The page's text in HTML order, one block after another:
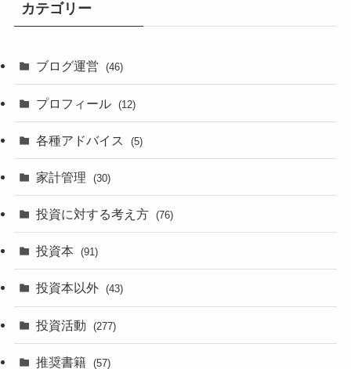
カテゴリー
ブログ運営 (46)
プロフィール (12)
各種アドバイス (5)
家計管理 (30)
投資に対する考え方 (76)
投資本 (91)
投資本以外 (43)
投資活動 (277)
推奨書籍 (57)